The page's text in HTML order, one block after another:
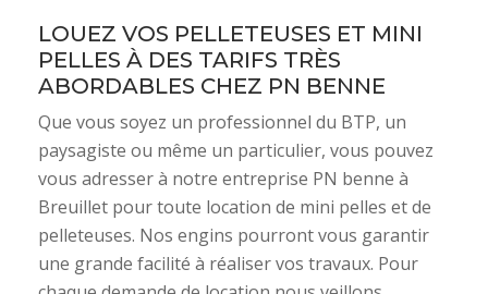
LOUEZ VOS PELLETEUSES ET MINI
PELLES À DES TARIFS TRÈS
ABORDABLES CHEZ PN BENNE
Que vous soyez un professionnel du BTP, un
paysagiste ou même un particulier, vous pouvez
vous adresser à notre entreprise PN benne à
Breuillet pour toute location de mini pelles et de
pelleteuses. Nos engins pourront vous garantir
une grande facilité à réaliser vos travaux. Pour